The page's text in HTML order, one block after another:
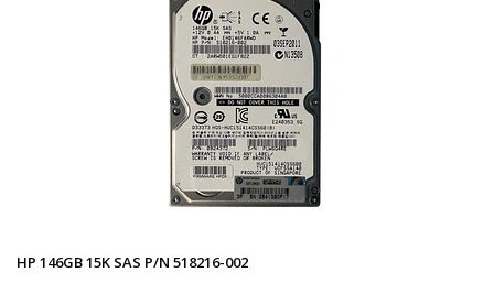
HP 146GB 15K SAS P/N 518216-002